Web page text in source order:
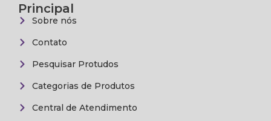
Principal
Sobre nós
Contato
Pesquisar Protudos
Categorias de Produtos
Central de Atendimento